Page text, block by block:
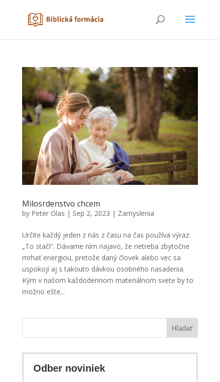
Milosrdenstvo chcem
by Peter Olas | Sep 2, 2023 | Zamyslenia
Určite každý jeden z nás z času na čas používa výraz:
„To stačí“. Dávame ním najavo, že netreba zbytočne
mrhať energiou, pretože daný človek alebo vec sa
uspokojí aj s takouto dávkou osob­ného nasadenia.
Kým v našom každodennom materiálnom svete by to
možno ešte...
Hľadať
Odber noviniek